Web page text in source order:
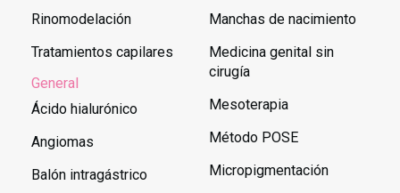
Rinomodelación
Tratamientos capilares
General
Ácido hialurónico
Angiomas
Balón intragástrico
Manchas de nacimiento
Medicina genital sin
cirugía
Mesoterapia
Método POSE
Micropigmentación